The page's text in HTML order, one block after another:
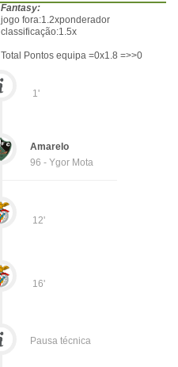
Fantasy:
jogo fora:1.2xponderador
classificação:1.5x
Total Pontos equipa =0x1.8 =>>0
1'
Amarelo
96 - Ygor Mota
12'
16'
Pausa técnica